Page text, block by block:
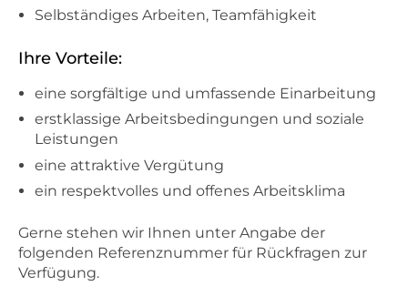
Selbständiges Arbeiten, Teamfähigkeit
Ihre Vorteile:
eine sorgfältige und umfassende Einarbeitung
erstklassige Arbeitsbedingungen und soziale
Leistungen
eine attraktive Vergütung
ein respektvolles und offenes Arbeitsklima
Gerne stehen wir Ihnen unter Angabe der
folgenden Referenznummer für Rückfragen zur
Verfügung.